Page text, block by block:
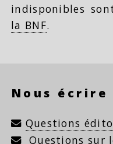
indisponibles
la BNF.
Nous écrire
Questions
Questions sur